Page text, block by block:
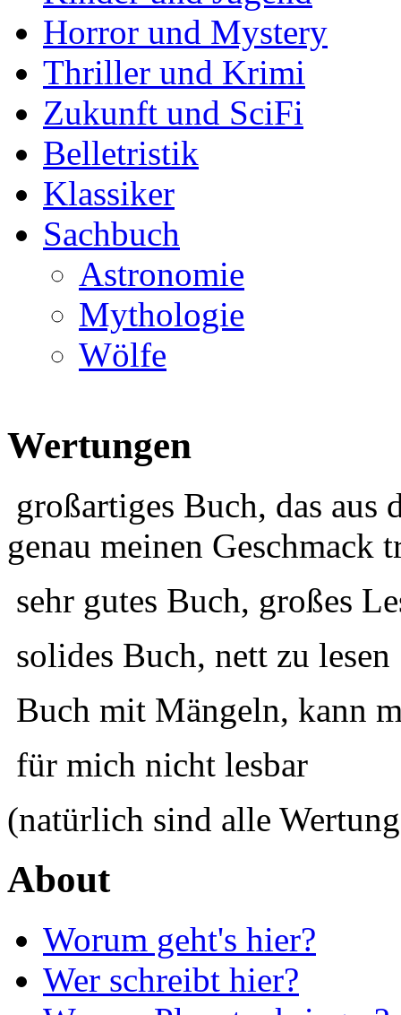
Horror und Mystery
Thriller und Krimi
Zukunft und SciFi
Belletristik
Klassiker
Sachbuch
Astronomie
Mythologie
Wölfe
Wertungen
großartiges Buch, das aus
genau meinen Geschmack
sehr gutes Buch, großes
solides Buch, nett zu lesen
Buch mit Mängeln, kann
für mich nicht lesbar
(natürlich sind alle
About
Worum geht's hier?
Wer schreibt hier?